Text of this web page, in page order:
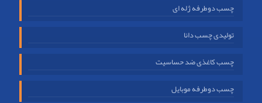
چسب دوطرفه ژله ای
تولیدی چسب دانا
چسب کاغذی ضد حساسیت
چسب دوطرفه موبایل